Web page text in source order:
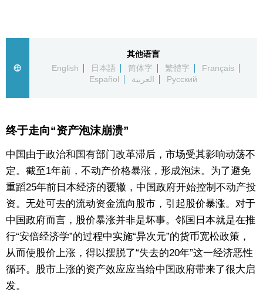
新闻
话题
日本一瞥
人物访谈
东京
编辑部通知
SNS
其他语言
English
日本語 简体字 繁體字
Français
Español
العربية Русский
终于走向“资产泡沫崩溃”
中国由于政治和国有部门改革滞后，市场受其影响动荡不
定。截至1年前，不动产价格暴涨，形成泡沫。为了避免
重蹈25年前日本经济的覆辙，中国政府开始控制不动产投
资。无处可去的流动资金流向股市，引起股价暴涨。对于
中国政府而言，股价暴涨并非是坏事。邻国日本就是在推
行“安倍经济学”的过程中实施“异次元”的货币宽松政策，
从而使股价上涨，得以摆脱了“失去的20年”这一经济恶性
循环。股市上涨的资产效应应当给中国政府带来了很大启
发。